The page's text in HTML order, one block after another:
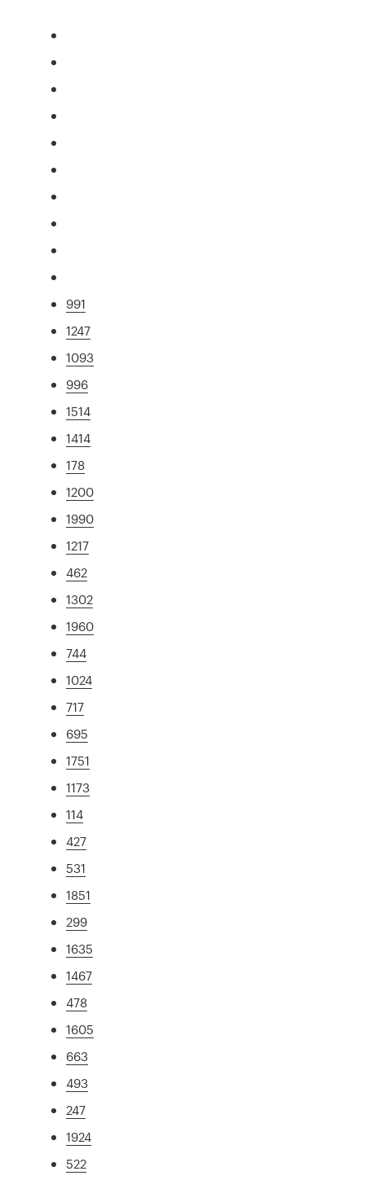
991
1247
1093
996
1514
1414
178
1200
1990
1217
462
1302
1960
744
1024
717
695
1751
1173
114
427
531
1851
299
1635
1467
478
1605
663
493
247
1924
522